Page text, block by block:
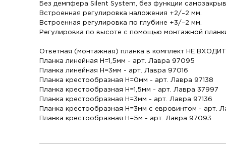
Без демпфера Silent System, без функции
Встроенная регулировка наложения +2/–2 мм.
Встроенная регулировка по глубине +3/–2 мм.
Регулировка по высоте с помощью монтажной
Ответная (монтажная) планка в комплект НЕ ВХОДИТ
Планка линейная Н=1,5мм - арт. Лавра 97095
Планка линейная Н=3мм - арт. Лавра 97016
Планка крестообразная Н=0мм - арт. Лавра 97138
Планка крестообразная Н=1,5мм - арт. Лавра 37997
Планка крестообразная Н=3мм - арт. Лавра 97136
Планка крестообразная Н=3мм с евровинтом - арт.
Планка крестообразная Н=5м - арт. Лавра 97093